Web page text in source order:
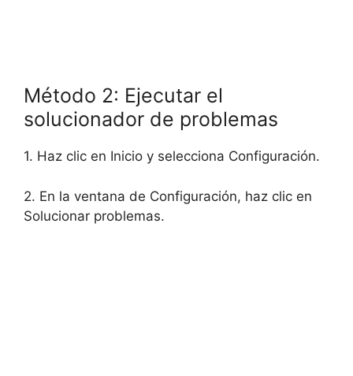
Método 2: Ejecutar el
solucionador de problemas
1. Haz clic en Inicio y selecciona Configuración.
2. En la ventana de Configuración, haz clic en
Solucionar problemas.